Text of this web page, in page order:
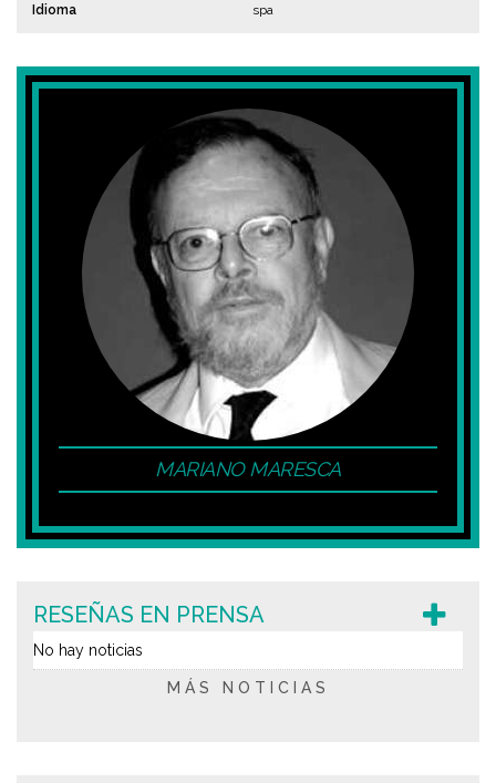
Idioma spa
MARIANO MARESCA
RESEÑAS EN PRENSA
No hay noticias
MÁS NOTICIAS